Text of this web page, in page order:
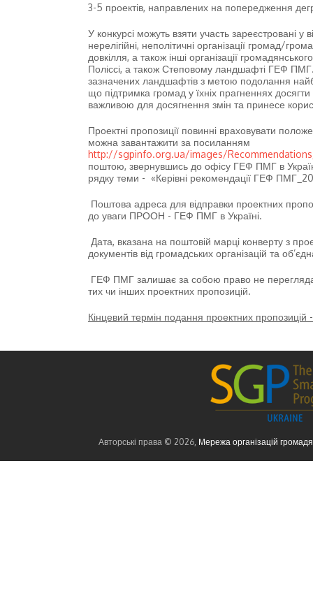
3-5 проектів, направлених на попередження
У конкурсі можуть взяти участь зареєстровані у
нерелігійні, неполітичні організації громад/
довкілля, а також інші організації
Поліссі, а також Степовому ландшафті ГЕФ
зазначених ландшафтів з метою подолання
що підтримка громад у їхніх прагненнях
важливою для досягнення змін та принесе
Проектні пропозиції повинні враховувати
можна завантажити за посиланням
http://sgpinfo.org.ua/images/
поштою, звернувшись до офісу ГЕФ ПМГ в
рядку теми - «Керівні рекомендації ГЕФ
Поштова адреса для відправки проектних
до уваги ПРООН - ГЕФ ПМГ в Україні.
Дата, вказана на поштовій марці конверту з
документів від громадських організацій та
ГЕФ ПМГ залишає за собою право не
тих чи інших проектних пропозицій.
Кінцевий термін подання проектних
Авторські права © 2026, Мережа організацій